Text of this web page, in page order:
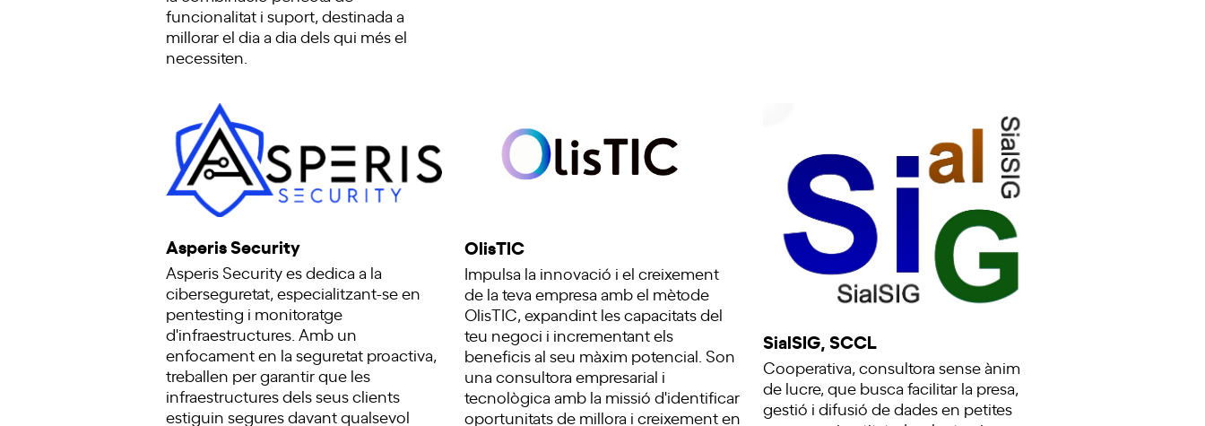
funcionalitat i suport, destinada a
millorar el dia a dia dels qui més el
necessiten.
Asperis Security
Asperis Security es dedica a la
ciberseguretat, especialitzant-se en
pentesting i monitoratge
d'infraestructures. Amb un
enfocament en la seguretat proactiva,
treballen per garantir que les
infraestructures dels seus clients
estiguin segures davant qualsevol
OlisTIC
Impulsa la innovació i el creixement
de la teva empresa amb el mètode
OlisTIC, expandint les capacitats del
teu negoci i incrementant els
beneficis al seu màxim potencial. Son
una consultora empresarial i
tecnològica amb la missió d'identificar
oportunitats de millora i creixement en
SialSIG, SCCL
Cooperativa, consultora sense ànim
de lucre, que busca facilitar la presa,
gestió i difusió de dades en petites